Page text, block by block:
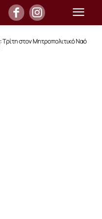
Τρίτη στον Μητροπολιτικό Ναό